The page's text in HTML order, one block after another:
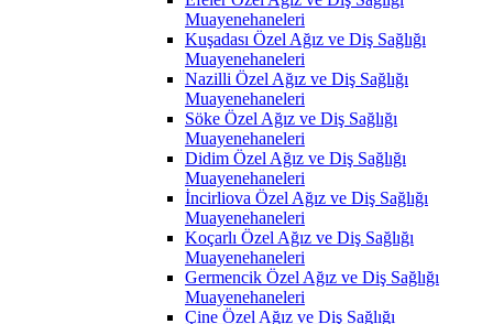
Muayenehaneleri
Kuşadası Özel Ağız ve Diş Sağlığı
Muayenehaneleri
Nazilli Özel Ağız ve Diş Sağlığı
Muayenehaneleri
Söke Özel Ağız ve Diş Sağlığı
Muayenehaneleri
Didim Özel Ağız ve Diş Sağlığı
Muayenehaneleri
İncirliova Özel Ağız ve Diş Sağlığı
Muayenehaneleri
Koçarlı Özel Ağız ve Diş Sağlığı
Muayenehaneleri
Germencik Özel Ağız ve Diş Sağlığı
Muayenehaneleri
Çine Özel Ağız ve Diş Sağlığı